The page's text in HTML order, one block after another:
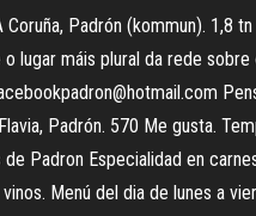
Coruña, Padrón (kommun). 1,8
o lugar máis plural da rede sobre
Padrón. 570 Me gusta.
Padron Especialidad en
Menú del dia de lunes a